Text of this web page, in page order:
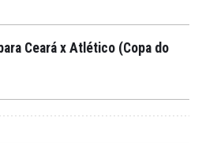
Ceará x Atlético (Copa do